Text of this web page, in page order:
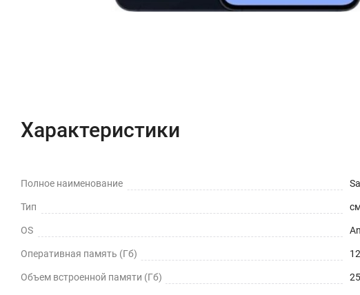
Характеристики
Полное наименование
Тип
OS
Оперативная память (Гб) 12
Объем встроенной памяти (Гб)